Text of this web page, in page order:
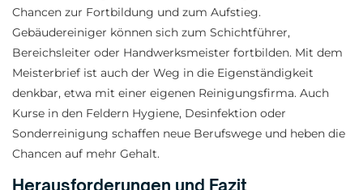
Chancen zur Fortbildung und zum Aufstieg.
Gebäudereiniger können sich zum Schichtführer,
Bereichsleiter oder Handwerksmeister fortbilden. Mit dem
Meisterbrief ist auch der Weg in die Eigenständigkeit
denkbar, etwa mit einer eigenen Reinigungsfirma. Auch
Kurse in den Feldern Hygiene, Desinfektion oder
Sonderreinigung schaffen neue Berufswege und heben die
Chancen auf mehr Gehalt.
Herausforderungen und Fazit